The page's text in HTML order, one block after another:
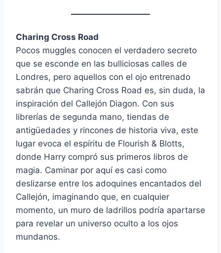
Charing Cross Road
Pocos muggles conocen el verdadero secreto
que se esconde en las bulliciosas calles de
Londres, pero aquellos con el ojo entrenado
sabrán que Charing Cross Road es, sin duda, la
inspiración del Callejón Diagon. Con sus
librerías de segunda mano, tiendas de
antigüedades y rincones de historia viva, este
lugar evoca el espíritu de Flourish & Blotts,
donde Harry compró sus primeros libros de
magia. Caminar por aquí es casi como
deslizarse entre los adoquines encantados del
Callejón, imaginando que, en cualquier
momento, un muro de ladrillos podría apartarse
para revelar un universo oculto a los ojos
mundanos.